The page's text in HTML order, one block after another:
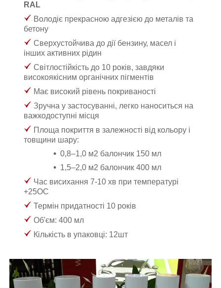
RAL
Володіє прекрасною адгезією до металів та
бетону
Сверхустойчива до дії бензину, масел і
інших активних рідин
Світлостійкість до 10 років, завдяки
високоякісним органічних пігментів
Має високий рівень покриваності
Зручна у застосуванні, легко наноситься на
важкодоступні місця
Площа покриття в залежності від кольору і
товщини шару:
0,8–1,0 м2 балончик 150 мл
1,5–2,0 м2 балончик 400 мл
Час висихання 7-10 хв при температурі
+25ОС
Термін придатності 10 років
Об'єм: 400 мл
Кількість в упаковці: 12шт